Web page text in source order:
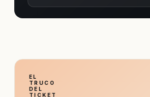
EL
TRUCO
DEL
TICKET